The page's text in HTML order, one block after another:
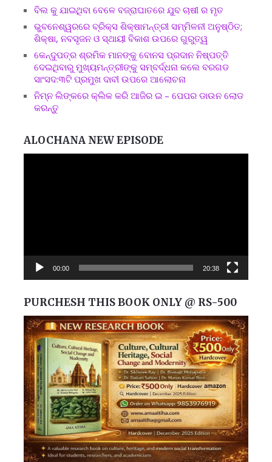
ବିଲ କୁ ଯାଇଥିବା ବେଳେ ବଜ୍ରାଘାତରେ ଯୁବ ଚାଷୀ ର ମୃତ
ଭୁବନେଶ୍ୱରରେ ବ୍ରିକ୍ସ ଶିକ୍ଷାମନ୍ତ୍ରୀ ସମ୍ମିଳନୀ ଅନୁଷ୍ଠିତ;
ଶିକ୍ଷା, ନବସୃଜନ ଓ ସ୍ଥାୟୀ ବିକାଶ ଉପରେ ଗୁରୁତ୍ୱ
କେନ୍ଦୁପତ୍ର ଶ୍ରମିକ ମାନଙ୍କୁ ବୋନସ ପ୍ରଦାନ ନିଷ୍ପତ୍ତି
ଦେଇଥିବାରୁ ମୁଖ୍ୟମନ୍ତ୍ରୀଙ୍କୁ ସମ୍ବର୍ଦ୍ଧନା କଲେ ବରଗଡ
ସାଂସଦ:୩ଟି ପ୍ରମୁଖ ଦାବୀ ଉପରେ ଆଲୋଚନା
ନିମ୍ନ ଲିଙ୍କରେ କ୍ଲିକ କରି ଆଜିର ଇ – ପେପର ଡାଉନ ଲୋଡ
କରନ୍ତୁ
ALOCHANA NEW EPISODE
00:00 20:38
PURCHESH THIS BOOK ONLY @ RS-500